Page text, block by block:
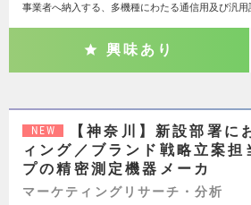
事業者へ納入する、多機種にわたる通信用及び汎用
興味あり
NEW
【神奈川】新設部署に
ィング／ブランド戦略立案
プの精密測定機器メーカ
マーケティングリサーチ・分析